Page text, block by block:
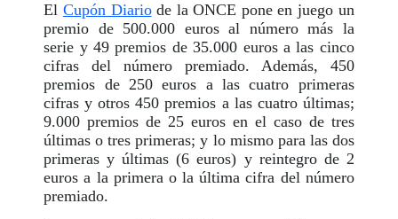
El Cupón Diariode la ONCE pone en juego un
premio de 500.000 euros al número más la
serie y 49 premios de 35.000 euros a las cinco
cifras del número premiado. Además, 450
premios de 250 euros a las cuatro primeras
cifras y otros 450 premios a las cuatro últimas;
9.000 premios de 25 euros en el caso de tres
últimas o tres primeras; y lo mismo para las dos
primeras y últimas (6 euros) y reintegro de 2
euros a la primera o la última cifra del número
premiado.